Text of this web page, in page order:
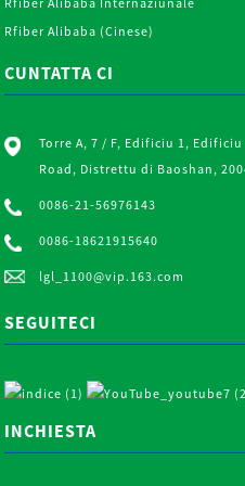
Rfiber Alibaba (Cinese)
CUNTATTA CI
Torre A, 7 / F, Edificiu 1,
Road, Distrettu di Baoshan,
0086-21-56976143
0086-18621915640
lgl_1100@vip.163.com
SEGUITECI
INCHIESTA